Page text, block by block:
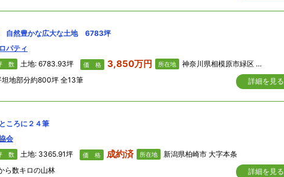
自然豊かな広大な土地 6783坪
パティ
数 土地: 6783.93坪 価 格 3,850万円 所在地
神奈川県相模原市緑区 又野627-1
地部分約800坪 全13筆
詳細を見る
ころに２４筆
会
数 土地: 3365.91坪 価 格 成約済 所在地
新潟県柏崎市 大字本条
ら数キロの山林
詳細を見る